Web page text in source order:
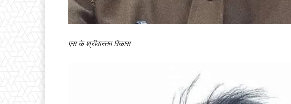
एस के श्रीवास्तव विकास